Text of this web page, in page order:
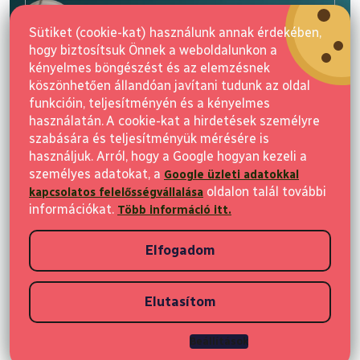
Sütiket (cookie-kat) használunk annak érdekében,
hogy biztosítsuk Önnek a weboldalunkon a
kényelmes böngészést és az elemzésnek
köszönhetően állandóan javítani tudunk az oldal
funkcióin, teljesítményén és a kényelmes
használatán. A cookie-kat a hirdetések személyre
szabására és teljesítményük mérésére is
használjuk. Arról, hogy a Google hogyan kezeli a
személyes adatokat, a Google üzleti adatokkal
kapcsolatos felelősségvállalása oldalon talál további
információkat. Több információ itt.
Beállítások
Elutasítom
Elfogadom
Feliratkozás
Vásárlás
Vásárlási információk
Shoptet készítette
Copyright 2026Elvisia. Minden jog fenntartva.